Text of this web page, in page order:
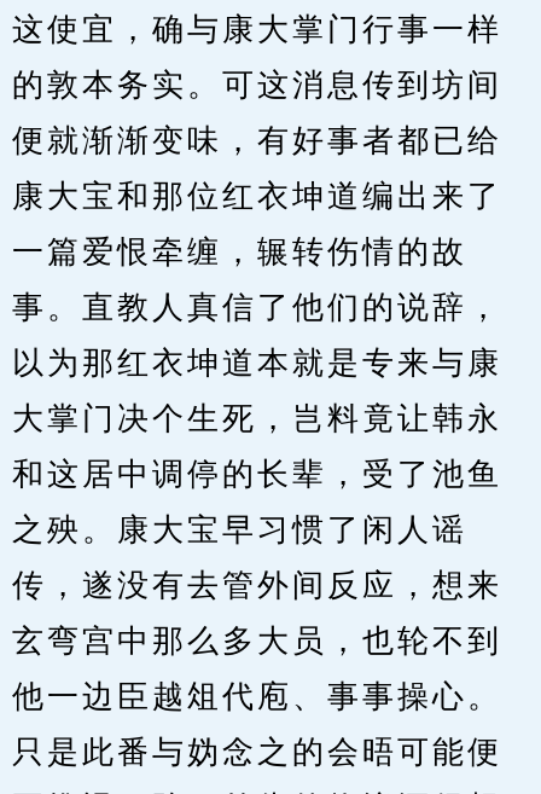
这使宜，确与康大掌门行事一样
的敦本务实。可这消息传到坊间
便就渐渐变味，有好事者都已给
康大宝和那位红衣坤道编出来了
一篇爱恨牵缠，辗转伤情的故
事。直教人真信了他们的说辞，
以为那红衣坤道本就是专来与康
大掌门决个生死，岂料竟让韩永
和这居中调停的长辈，受了池鱼
之殃。康大宝早习惯了闲人谣
传，遂没有去管外间反应，想来
玄弯宫中那么多大员，也轮不到
他一边臣越俎代庖、事事操心。
只是此番与妫念之的会晤可能便